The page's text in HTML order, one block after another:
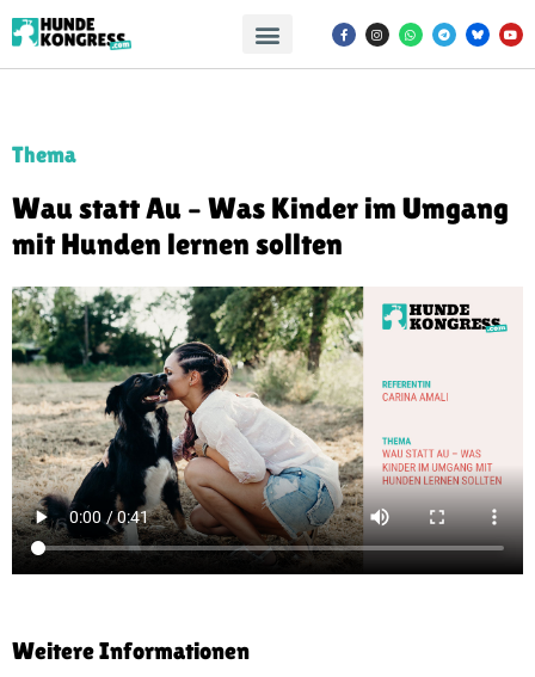
Thema
Wau statt Au – Was Kinder im Umgang
mit Hunden lernen sollten
Weitere Informationen